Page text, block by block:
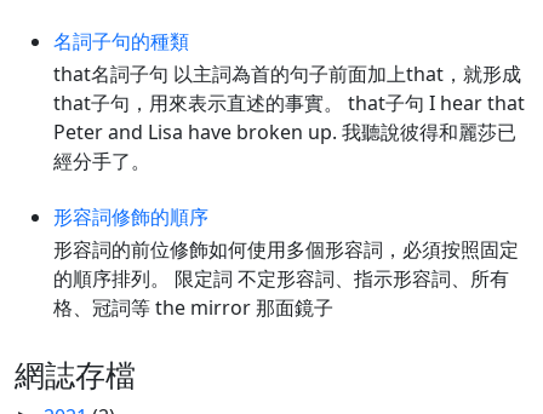
名詞子句的種類
that名詞子句 以主詞為首的句子前面加上that，就形成
that子句，用來表示直述的事實。 that子句 I hear that
Peter and Lisa have broken up. 我聽說彼得和麗莎已
經分手了。
形容詞修飾的順序
形容詞的前位修飾如何使用多個形容詞，必須按照固定
的順序排列。 限定詞 不定形容詞、指示形容詞、所有
格、冠詞等 the mirror 那面鏡子
網誌存檔